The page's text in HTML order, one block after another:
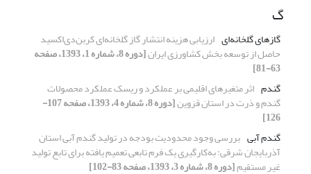
گ
گازهای گلخانه‌ای ارزیابی هزینه انتشار گاز گلخانه‌ای کربن‌دی‌اکسید
حاصل از توسعه بخش کشاورزی ایران [دوره 8، شماره 1، 1393، صفحه
63-81]
گندم اثر متغیرهای اقلیمی بر عملکرد و ریسک عملکرد محصولات
گندم و ذرت در استان قزوین [دوره 8، شماره 4، 1393، صفحه 107-
126]
گندم آبی بررسی وجود محدودیت بودجه در تولید گندم آبی استان
آذربایجان شرقی: به‌کارگیری یک فرم تابعی تعمیم یافته برای تابع تولید
غیر مستقیم[دوره 8، شماره 3، 1393، صفحه 83-102]